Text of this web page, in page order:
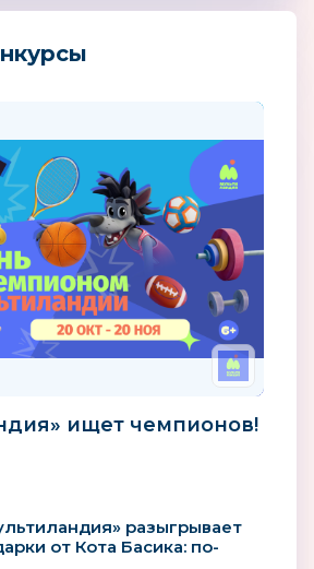
ищет чемпионов!
разыгрывает
от Кота Басика: по-